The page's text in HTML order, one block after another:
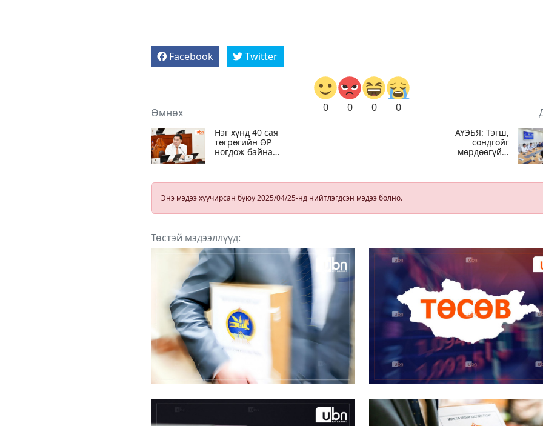
Facebook Twitter
0 0 0 0
Өмнөх
Нэг хүнд 40 сая
төгрөгийн ӨР
ногдож байна
АҮЭБЯ: Тэгш,
сондгойг
мөрдөөгүй 7
тусгай
Энэ мэдээ хуучирсан буюу 2025/04/25-нд нийтлэгдсэн мэдээ болно.
Төстэй мэдээллүүд: